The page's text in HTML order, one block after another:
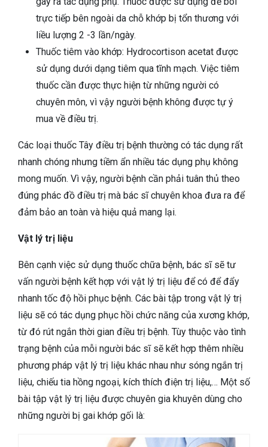
trực tiếp bên ngoài da chỗ khớp bị tổn thương với
liều lượng 2 -3 lần/ngày.
Thuốc tiêm vào khớp: Hydrocortison acetat được
sử dụng dưới dạng tiêm qua tĩnh mạch. Việc tiêm
thuốc cần được thực hiện từ những người có
chuyên môn, vì vậy người bệnh không được tự ý
mua về điều trị.
Các loại thuốc Tây điều trị bệnh thường có tác dụng rất
nhanh chóng nhưng tiềm ẩn nhiều tác dụng phụ không
mong muốn. Vì vậy, người bệnh cần phải tuân thủ theo
đúng phác đồ điều trị mà bác sĩ chuyên khoa đưa ra để
đảm bảo an toàn và hiệu quả mang lại.
Vật lý trị liệu
Bên cạnh việc sử dụng thuốc chữa bệnh, bác sĩ sẽ tư
vấn người bệnh kết hợp với vật lý trị liệu để có để đẩy
nhanh tốc độ hồi phục bệnh. Các bài tập trong vật lý trị
liệu sẽ có tác dụng phục hồi chức năng của xương khớp,
từ đó rút ngắn thời gian điều trị bệnh. Tùy thuộc vào tình
trạng bệnh của mỗi người bác sĩ sẽ kết hợp thêm nhiều
phương pháp vật lý trị liệu khác nhau như sóng ngắn trị
liệu, chiếu tia hồng ngoại, kích thích điện trị liệu,… Một số
bài tập vật lý trị liệu được chuyên gia khuyên dùng cho
những người bị gai khớp gối là: